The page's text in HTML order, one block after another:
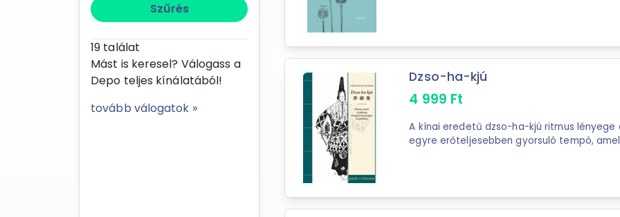
Szűrés
19 találat
Mást is keresel? Válogass a
Depo teljes kínálatából!
tovább válogatok »
Dzso-ha-kjú
4 999 Ft
A kínai eredetű dzso-ha-kjú ritmus lényege
egyre erőteljesebben gyorsuló tempó,